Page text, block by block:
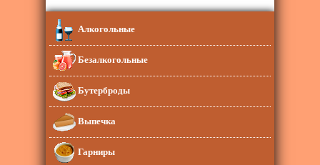
Алкогольные
Безалкогольные
Бутерброды
Выпечка
Гарниры